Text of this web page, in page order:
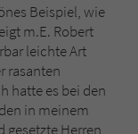
Beispiel, wie
m.E. Robert
leichte Art
rasanten
hatte es bei den
in meinem
gesetzte Herren
& Co. KG